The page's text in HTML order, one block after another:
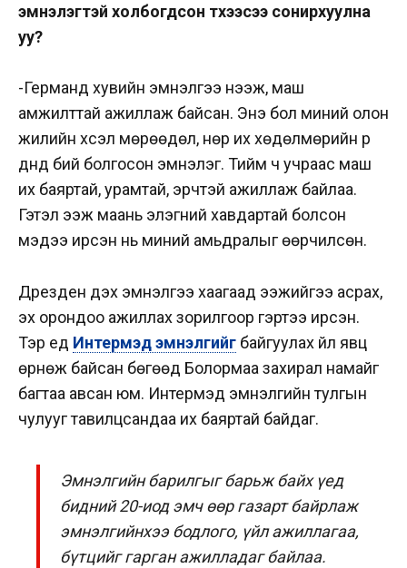
эмнэлэгтэй холбогдсон түүхээсээ сонирхуулна
уу?
-Германд хувийн эмнэлгээ нээж, маш
амжилттай ажиллаж байсан. Энэ бол миний олон
жилийн хүсэл мөрөөдөл, нөр их хөдөлмөрийн үр
дүнд бий болгосон эмнэлэг. Тийм ч учраас маш
их баяртай, урамтай, эрчтэй ажиллаж байлаа.
Гэтэл ээж маань элэгний хавдартай болсон
мэдээ ирсэн нь миний амьдралыг өөрчилсөн.
Дрезден дэх эмнэлгээ хаагаад ээжийгээ асрах,
эх орондоо ажиллах зорилгоор гэртээ ирсэн.
Тэр үед Интермэд эмнэлгийг байгуулах үйл явц
өрнөж байсан бөгөөд Болормаа захирал намайг
багтаа авсан юм. Интермэд эмнэлгийн тулгын
чулууг тавилцсандаа их баяртай байдаг.
Эмнэлгийн барилгыг барьж байх үед
бидний 20-иод эмч өөр газарт байрлаж
эмнэлгийнхээ бодлого, үйл ажиллагаа,
бүтцийг гарган ажилладаг байлаа.